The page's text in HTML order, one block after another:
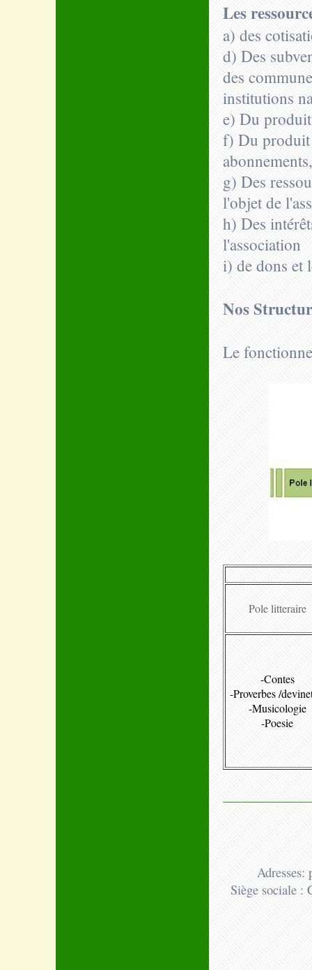
Les
a) des
d) Des
des
institutions
e) Du produit
f) Du produit
g) Des
l'objet de
h) Des
l'association
i) de dons et
Nos
Le
Pole litteraire
-Contes
-Proverbes /
-Musicologie
-Poesie
Siège sociale :